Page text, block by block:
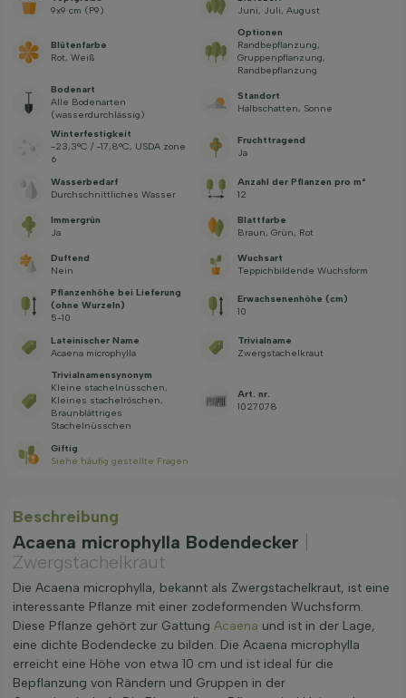
9x9 cm (P9)
Juni, Juli, August
Blütenfarbe
Rot, Weiß
Optionen
Randbepflanzung,
Gruppenpflanzung,
Randbepflanzung
Bodenart
Alle Bodenarten
(wasserdurchlässig)
Standort
Halbschatten, Sonne
Winterfestigkeit
-23,3°C / -17,8°C, USDA zone
6
Fruchttragend
Ja
Wasserbedarf
Durchschnittliches Wasser
Anzahl der Pflanzen pro m²
12
Immergrün
Ja
Blattfarbe
Braun, Grün, Rot
Duftend
Nein
Wuchsart
Teppichbildende Wuchsform
Pflanzenhöhe bei Lieferung
(ohne Wurzeln)
5-10
Erwachsenenhöhe (cm)
10
Lateinischer Name
Acaena microphylla
Trivialname
Zwergstachelkraut
Trivialnamensynonym
Kleine stachelnüsschen,
Kleines stachelröschen,
Braunblättriges
Stachelnüsschen
Art. nr.
1027078
Giftig
Siehe häufig gestellte Fragen
Beschreibung
Acaena microphylla Bodendecker
Zwergstachelkraut
Die Acaena microphylla, bekannt als Zwergstachelkraut, ist eine
interessante Pflanze mit einer zodeformenden Wuchsform.
Diese Pflanze gehört zur Gattung Acaena und ist in der Lage,
eine dichte Bodendecke zu bilden. Die Acaena microphylla
erreicht eine Höhe von etwa 10 cm und ist ideal für die
Bepflanzung von Rändern und Gruppen in der